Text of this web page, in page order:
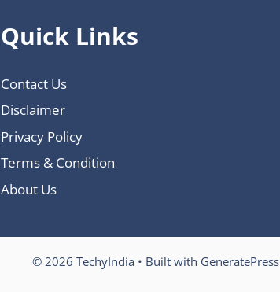
Quick Links
Contact Us
Disclaimer
Privacy Policy
Terms & Condition
About Us
© 2026 TechyIndia • Built with GeneratePress